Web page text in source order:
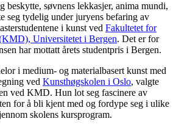
beskytte, søvnens lekkasjer, anima mundi,
seg tydelig under juryens befaring av
i kunst ved Fakultetet for
Universitetet i Bergen. Det er for
har mottatt årets studentpris i Bergen.
i medium- og materialbasert kunst med
ved Kunsthøgskolen i Oslo, valgte
ved KMD. Hun lot seg fascinere av
for å bli kjent med og fordype seg i ulike
skolens kursprogram.